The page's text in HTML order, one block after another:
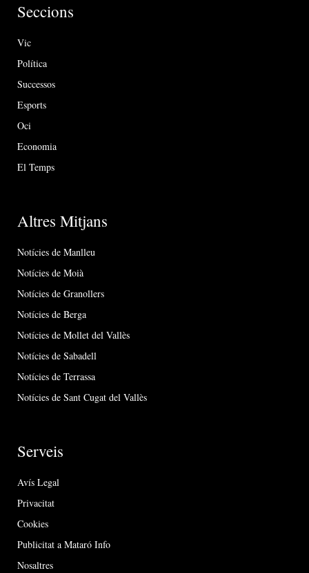
Seccions
Vic
Política
Successos
Esports
Oci
Economia
El Temps
Altres Mitjans
Notícies de Manlleu
Notícies de Moià
Notícies de Granollers
Notícies de Berga
Notícies de Mollet del Vallès
Notícies de Sabadell
Notícies de Terrassa
Notícies de Sant Cugat del Vallès
Serveis
Avís Legal
Privacitat
Cookies
Publicitat a Mataró Info
Nosaltres